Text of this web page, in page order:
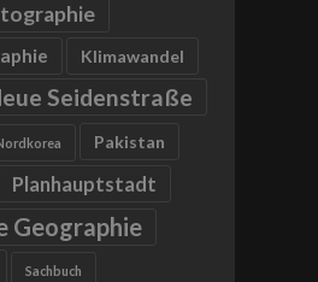
Klimawandel
Seidenstraße
Pakistan
Planhauptstadt
Geographie
Sachbuch